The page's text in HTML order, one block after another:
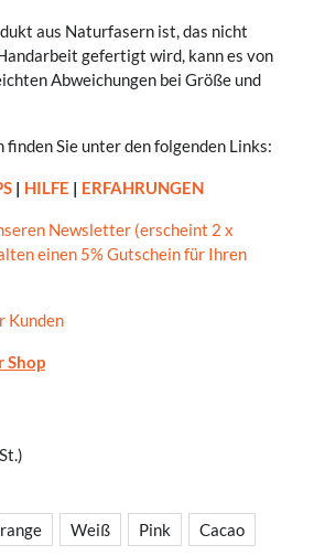
aus Naturfasern ist, das nicht
gefertigt wird, kann es von
Abweichungen bei Größe und
Sie unter den folgenden Links:
| HILFE | ERFAHRUNGEN
Newsletter (erscheint 2 x
einen 5% Gutschein für Ihren
Kunden
Shop
Weiß Pink Cacao